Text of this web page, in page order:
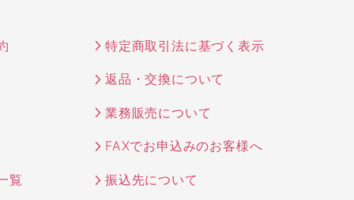
特定商取引法に基づく表示
返品・交換について
業務販売について
FAXでお申込みのお客様へ
覧 振込先について